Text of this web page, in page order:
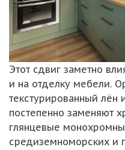
Этот сдвиг заметно
и на отделку мебели.
текстурированный лён
постепенно заменяют
глянцевые
средиземноморских и